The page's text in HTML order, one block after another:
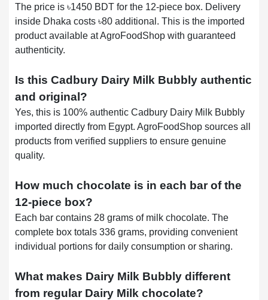
The price is ৳1450 BDT for the 12-piece box. Delivery
inside Dhaka costs ৳80 additional. This is the imported
product available at AgroFoodShop with guaranteed
authenticity.
Is this Cadbury Dairy Milk Bubbly authentic
and original?
Yes, this is 100% authentic Cadbury Dairy Milk Bubbly
imported directly from Egypt. AgroFoodShop sources all
products from verified suppliers to ensure genuine
quality.
How much chocolate is in each bar of the
12-piece box?
Each bar contains 28 grams of milk chocolate. The
complete box totals 336 grams, providing convenient
individual portions for daily consumption or sharing.
What makes Dairy Milk Bubbly different
from regular Dairy Milk chocolate?